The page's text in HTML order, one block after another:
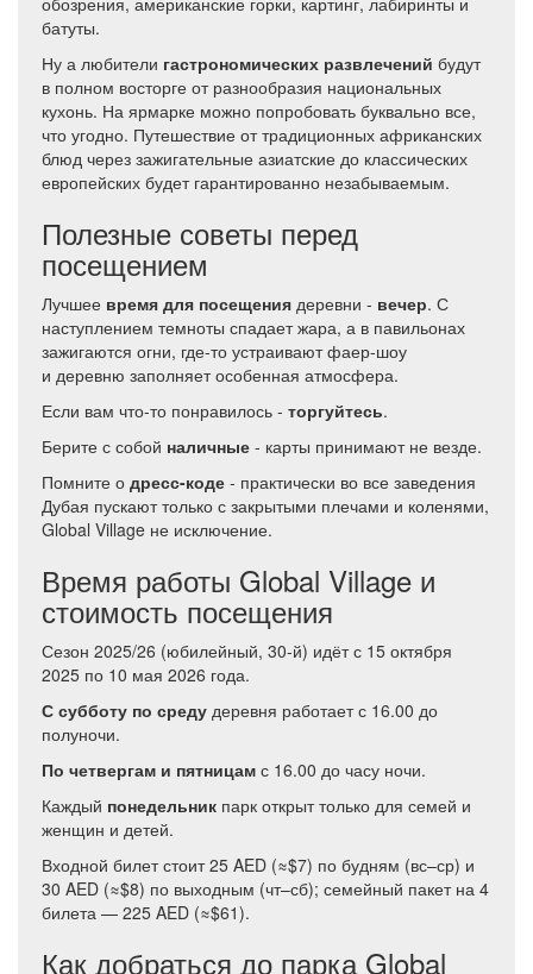
батуты.
Ну а любители гастрономических развлечений будут
в полном восторге от разнообразия национальных
кухонь. На ярмарке можно попробовать буквально все,
что угодно. Путешествие от традиционных африканских
блюд через зажигательные азиатские до классических
европейских будет гарантированно незабываемым.
Полезные советы перед
посещением
Лучшее время для посещения деревни - вечер. С
наступлением темноты спадает жара, а в павильонах
зажигаются огни, где-то устраивают фаер-шоу
и деревню заполняет особенная атмосфера.
Если вам что-то понравилось - торгуйтесь.
Берите с собой наличные - карты принимают не везде.
Помните о дресс-коде - практически во все заведения
Дубая пускают только с закрытыми плечами и коленями,
Global Village не исключение.
Время работы Global Village и
стоимость посещения
Сезон 2025/26 (юбилейный, 30-й) идёт с 15 октября
2025 по 10 мая 2026 года.
С субботу по среду деревня работает с 16.00 до
полуночи.
По четвергам и пятницам с 16.00 до часу ночи.
Каждый понедельник парк открыт только для семей и
женщин и детей.
Входной билет стоит 25 AED (≈$7) по будням (вс–ср) и
30 AED (≈$8) по выходным (чт–сб); семейный пакет на 4
билета — 225 AED (≈$61).
Как добраться до парка Global